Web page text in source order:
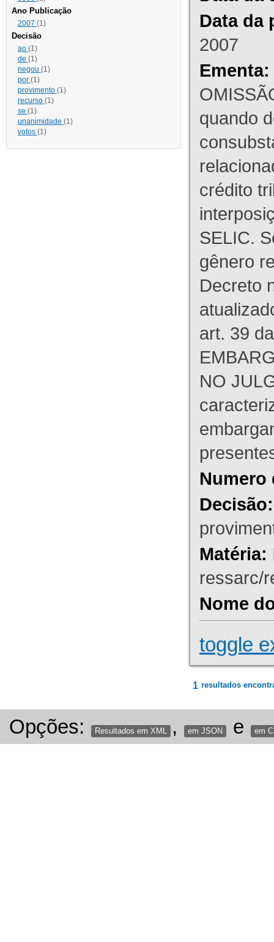
Ano Publicação
2007 (1)
Decisão
ao (1)
de (1)
negou (1)
por (1)
provimento (1)
recurso (1)
se (1)
unanimidade (1)
votos (1)
Data da
2007
Ementa:
quando
crédito
SELIC.
gênero
Decreto
art. 39
NO
Numero
Decisão:
Matéria:
ressarc/
Nome
toggle
1 resultados
Opções: Resultados em XML , em JSON e em